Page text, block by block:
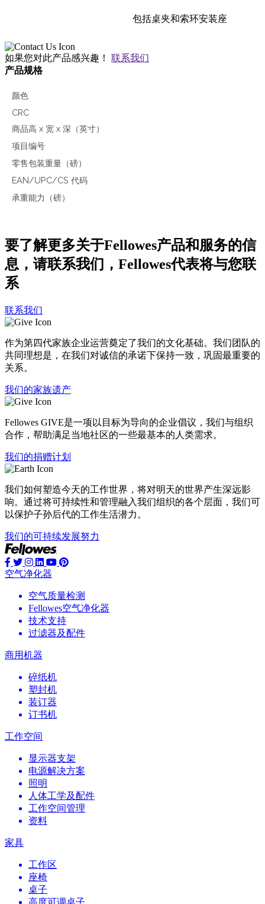
包括桌夹和索环安装座
如果您对此产品感兴趣！ 联系我们
产品规格
颜色
CRC
商品高 x 宽 x 深（英寸）
项目编号
零售包装重量（磅）
EAN/UPC/CS 代码
承重能力（磅）
要了解更多关于Fellowes产品和服务的信
息，请联系我们，Fellowes代表将与您联
系
联系我们
作为第四代家族企业运营奠定了我们的文化基础。我们团队的
共同理想是，在我们对诚信的承诺下保持一致，巩固最重要的
关系。
我们的家族遗产
Fellowes GIVE是一项以目标为导向的企业倡议，我们与组织
合作，帮助满足当地社区的一些最基本的人类需求。
我们的捐赠计划
我们如何塑造今天的工作世界，将对明天的世界产生深远影
响。通过将可持续性和管理融入我们组织的各个层面，我们可
以保护子孙后代的工作生活潜力。
我们的可持续发展努力
空气净化器
空气质量检测
Fellowes空气净化器
技术支持
过滤器及配件
商用机器
碎纸机
塑封机
装订器
订书机
工作空间
显示器支架
电源解决方案
照明
人体工学及配件
工作空间管理
资料
家具
工作区
座椅
桌子
高度可调桌子